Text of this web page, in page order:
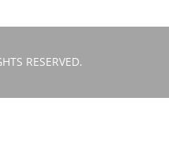
RESERVED.